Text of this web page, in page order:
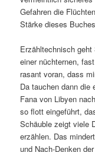
Gefahren die
Stärke dieses
Erzähltechnisch
einer nüchternen,
rasant voran, dass
Da tauchen dann die
Fana von Libyen
so flott eingeführt,
Schäuble zeigt viele
erzählen. Das
und Nach-Denken